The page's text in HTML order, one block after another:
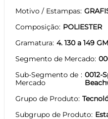
Motivo / Estampas
Composição POLIESTER
Gramatura 4. 130 a 149
Segmento de Mercado
Sub-Segmento de
Mercado
0012-
Grupo de Produto
Subgrupo de Produto